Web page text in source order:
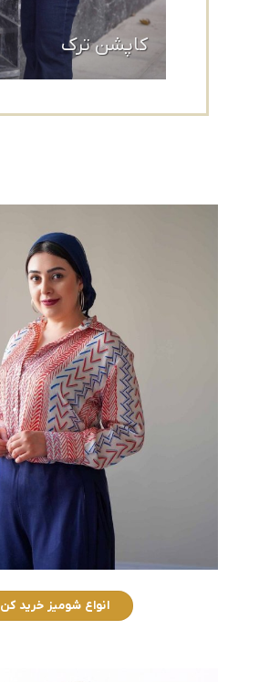
کاپشن ترک
انواع شومیز خرید کن